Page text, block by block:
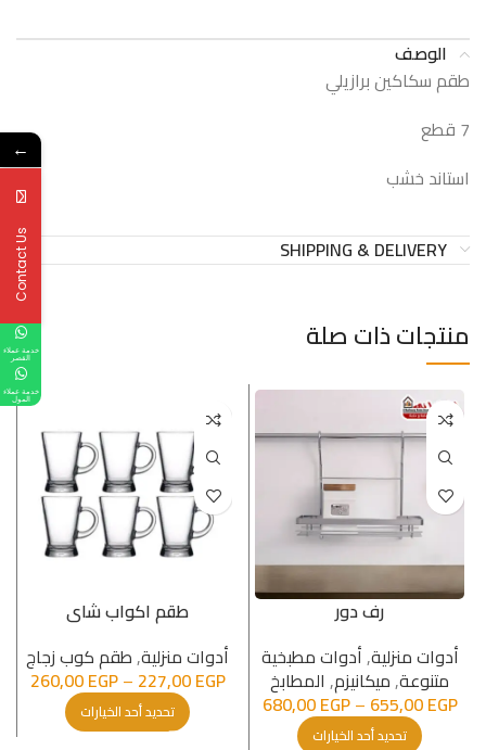
الوصف
طقم سكاكين برازيلي
7 قطع
استاند خشب
SHIPPING & DELIVERY
منتجات ذات صلة
رف دور
أدوات منزلية,أدوات مطبخیة
متنوعة,میكانیزم, المطابخ
655,00EGP
–
680,00EGP
تحديد أحد الخيارات
طقم اكواب شاى
أدوات منزلية,طقم كوب زجاج
227,00EGP
–
260,00EGP
تحديد أحد الخيارات
←
Contact Us
خدمة عملاء
القصر
خدمة عملاء
المول